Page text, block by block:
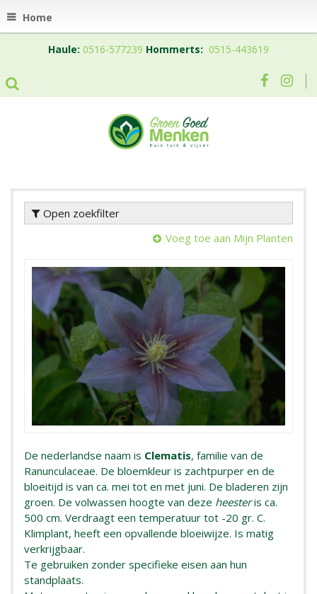
Home
Haule: 0516-577239 Hommerts: 0515-443619
Open zoekfilter
Voeg toe aan Mijn Planten
De nederlandse naam is Clematis, familie van de
Ranunculaceae. De bloemkleur is zachtpurper en de
bloeitijd is van ca. mei tot en met juni. De bladeren zijn
groen. De volwassen hoogte van deze heesteris ca.
500 cm. Verdraagt een temperatuur tot -20 gr. C.
Klimplant, heeft een opvallende bloeiwijze. Is matig
verkrijgbaar.
Te gebruiken zonder specifieke eisen aan hun
standplaats.